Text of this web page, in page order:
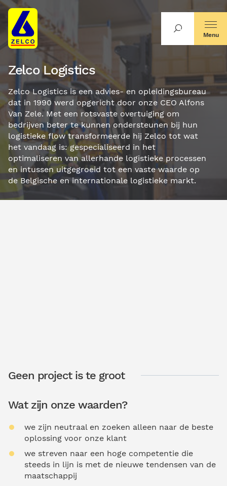
Zelco Logistics
Zelco Logistics is een advies- en opleidingsbureau
dat in 1990 werd opgericht door onze CEO Alfons
Van Zele. Met een rotsvaste overtuiging om
bedrijven beter te kunnen ondersteunen bij hun
logistieke flow transformeerde hij Zelco tot wat
het vandaag is: gespecialiseerd in het
optimaliseren van allerhande logistieke processen
en intussen uitgegroeid tot een vaste waarde op
de Belgische en internationale logistieke markt.
Menu
Geen project is te groot
Wat zijn onze waarden?
we zijn neutraal en zoeken alleen naar de beste
oplossing voor onze klant
we streven naar een hoge competentie die
steeds in lijn is met de nieuwe tendensen van de
maatschappij